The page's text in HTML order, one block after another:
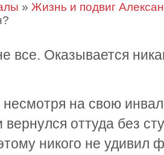
» Жизнь и подвиг
все. Оказывается
на свою
оттуда без
никого не удивил